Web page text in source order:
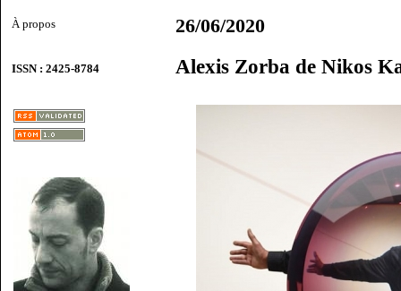
À propos
ISSN : 2425-8784
26/06/2020
Alexis Zorba de Nikos